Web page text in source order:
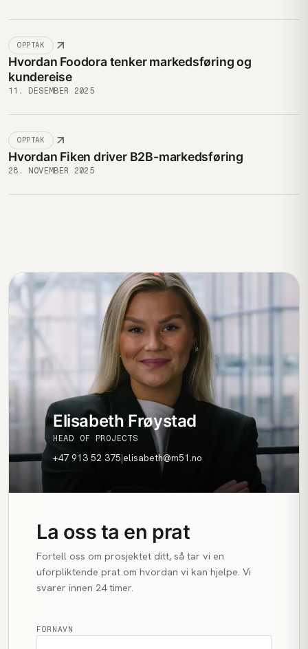
OPPTAK
Hvordan Foodora tenker markedsføring og
kundereise
11. DESEMBER 2025
OPPTAK
Hvordan Fiken driver B2B-markedsføring
28. NOVEMBER 2025
Elisabeth Frøystad
HEAD OF PROJECTS
+47 913 52 375|elisabeth@m51.no
La oss ta en prat
Fortell oss om prosjektet ditt, så tar vi en
uforpliktende prat om hvordan vi kan hjelpe. Vi
svarer innen 24 timer.
FORNAVN